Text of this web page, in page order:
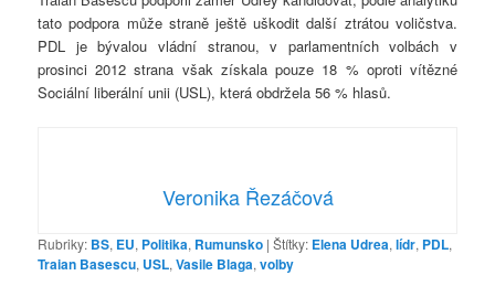
tato podpora může straně ještě uškodit další ztrátou voličstva.
PDL je bývalou vládní stranou, v parlamentních volbách v
prosinci 2012 strana však získala pouze 18 % oproti vítězné
Sociální liberální unii (USL), která obdržela 56 % hlasů.
Veronika Řezáčová
Rubriky: BS, EU, Politika, Rumunsko |Štítky: Elena Udrea,lídr, PDL,
Traian Basescu, USL,Vasile Blaga,volby